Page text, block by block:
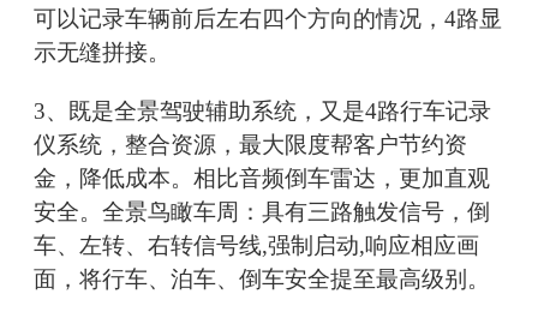
可以记录车辆前后左右四个方向的情况，4路显
示无缝拼接。
3、既是全景驾驶辅助系统，又是4路行车记录
仪系统，整合资源，最大限度帮客户节约资
金，降低成本。相比音频倒车雷达，更加直观
安全。全景鸟瞰车周：具有三路触发信号，倒
车、左转、右转信号线,强制启动,响应相应画
面，将行车、泊车、倒车安全提至最高级别。